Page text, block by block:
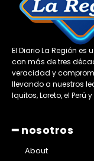
El Diario La Región
con más de tres
veracidad y
llevando a nuestros
Iquitos, Loreto, el Perú
━ nosotros
About